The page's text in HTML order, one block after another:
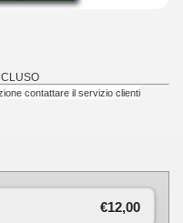
contattare il servizio clienti
€12,00